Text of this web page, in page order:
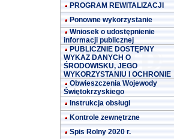
PROGRAM REWITALIZACJI
Ponowne wykorzystanie
Wniosek o udostępnienie
informacji publicznej
PUBLICZNIE DOSTĘPNY
WYKAZ DANYCH O
ŚRODOWISKU, JEGO
WYKORZYSTANIU I OCHRONIE
Obwieszczenia Wojewody
Świętokrzyskiego
Instrukcja obsługi
Kontrole zewnętrzne
Spis Rolny 2020 r.